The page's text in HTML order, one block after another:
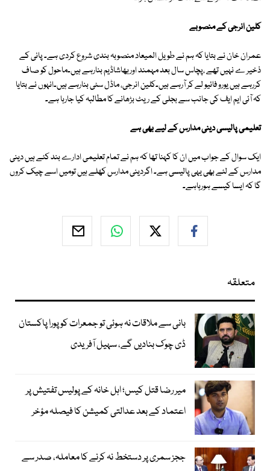
کلین انرجی کے منصوبے
عمران خان نے بتایا کہ ہم نے طویل المیعاد منصوبہ بندی شروع کردی ہے۔ پانی کے
ذخیر ے نہیں تھے ،پچاس سال بعد مہمند اوربھاشاڈیم بنارہے ہیں۔ماحول کو صاف
کررہے ہیں یورو فائیو لے کر آرہے ہیں۔کلین انرجی، ماڈل سٹی بنارہے ہیں۔انہوں نے بتایا
کہ آئی ایم ایف کی جانب سے بجلی کے ریٹ بڑھانے کا مطالبہ کیا جارہا ہے۔
تعلیمی پالیسی دینی مدارس کے لیے بھی ہے
ایک سوال کے جواب میں ان کا کہنا تھا کہ ہم نے تمام تعلیمی ادارے بند کئے ہیں دینی
مدارس کے لئے بھی یہی پالیسی ہے۔ اگردینی مدارس کھلے ہیں تومیں اسے چیک کروں
گا کہ ایسا کیسے ہورہاہے۔
متعلقہ
بانی سے ملاقات نہ ہوئی تو جمعرات کو پورا پاکستان
ڈی چوک بنادیں گے، سہیل آفریدی
میر رضا قتل کیس؛ اہل خانہ کے پولیس تفتیش پر
اعتماد کے بعد عدالتی کمیشن کا فیصلہ مؤخر
ججز سمری پر دستخط نہ کرنے کا معاملہ، صدر سے